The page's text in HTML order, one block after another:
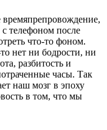
телефоном после
что-то фоном.
нет ни бодрости, ни
разбитость и
часы. Так
наш мозг в эпоху
в том, что мы